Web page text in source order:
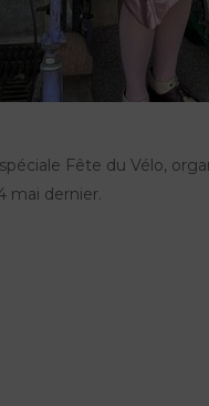
Fête du Vélo,
mai dernier.